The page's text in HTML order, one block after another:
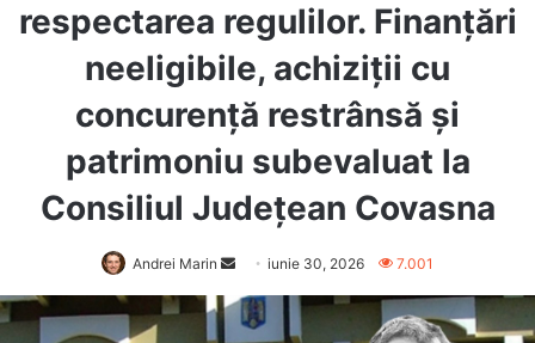
respectarea regulilor. Finanțări
neeligibile, achiziții cu
concurență restrânsă și
patrimoniu subevaluat la
Consiliul Județean Covasna
Andrei Marin
Send
an
email
iunie 30, 2026 7.001